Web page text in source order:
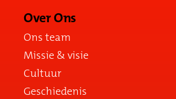
Over Ons
Ons team
Missie & visie
Cultuur
Geschiedenis